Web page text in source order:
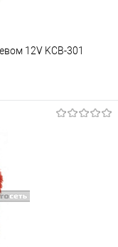
12V KCB-301
заказ